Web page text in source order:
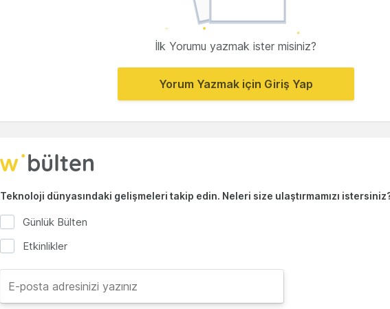
İlk Yorumu yazmak ister misiniz?
Yorum Yazmak için Giriş Yap
Teknoloji dünyasındaki gelişmeleri takip edin. Neleri size ulaştırmamızı
Günlük Bülten
Etkinlikler